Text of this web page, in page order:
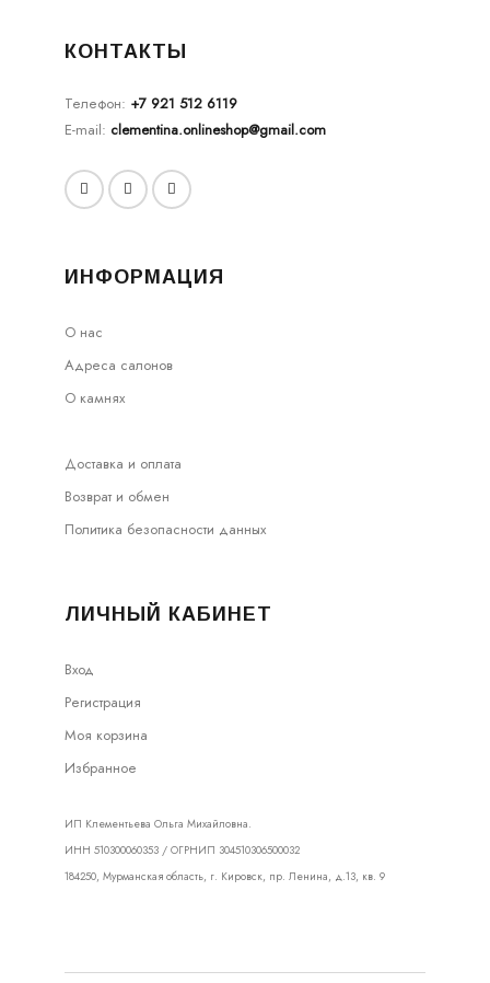
КОНТАКТЫ
Телефон: +7 921 512 6119
E-mail: clementina.onlineshop@gmail.com
ИНФОРМАЦИЯ
О нас
Адреса салонов
О камнях
Доставка и оплата
Возврат и обмен
Политика безопасности данных
ЛИЧНЫЙ КАБИНЕТ
Вход
Регистрация
Моя корзина
Избранное
ИП Клементьева Ольга Михайловна.
ИНН 510300060353 / ОГРНИП 304510306500032
184250, Мурманская область, г. Кировск, пр. Ленина, д.13, кв. 9